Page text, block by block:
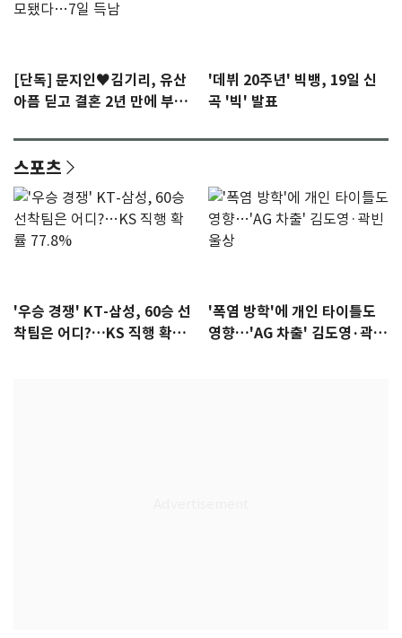
[단독] 문지인♥김기리, 유산
아픔 딛고 결혼 2년 만에 부모
'데뷔 20주년' 빅뱅, 19일 신
곡 '빅' 발표
스포츠
'우승 경쟁' KT-삼성, 60승 선
착팀은 어디?…KS 직행 확률
'폭염 방학'에 개인 타이틀도
영향…'AG 차출' 김도영·곽빈